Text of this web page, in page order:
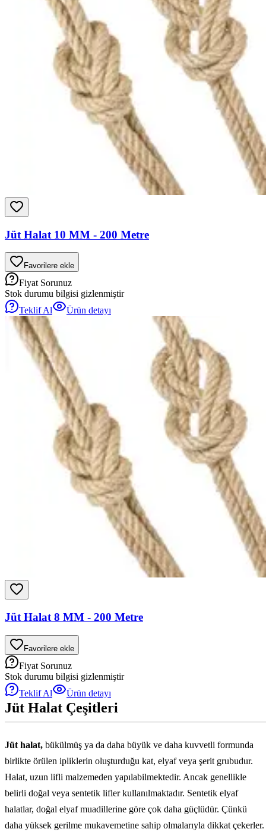
Jüt Halat 10 MM - 200 Metre
Favorilere ekle
Fiyat Sorunuz
Stok durumu bilgisi gizlenmiştir
Teklif Al
Ürün detayı
Jüt Halat 8 MM - 200 Metre
Favorilere ekle
Fiyat Sorunuz
Stok durumu bilgisi gizlenmiştir
Teklif Al
Ürün detayı
Jüt Halat Çeşitleri
Jüt halat, bükülmüş ya da daha büyük ve daha kuvvetli formunda
birlikte örülen ipliklerin oluşturduğu kat, elyaf veya şerit grubudur.
Halat, uzun lifli malzemeden yapılabilmektedir. Ancak genellikle
belirli doğal veya sentetik lifler kullanılmaktadır. Sentetik elyaf
halatlar, doğal elyaf muadillerine göre çok daha güçlüdür. Çünkü
daha yüksek gerilme mukavemetine sahip olmalarıyla dikkat çekerler.